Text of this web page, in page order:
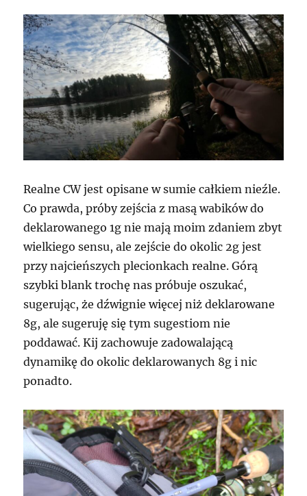
Realne CW jest opisane w sumie całkiem nieźle.
Co prawda, próby zejścia z masą wabików do
deklarowanego 1g nie mają moim zdaniem zbyt
wielkiego sensu, ale zejście do okolic 2g jest
przy najcieńszych plecionkach realne. Górą
szybki blank trochę nas próbuje oszukać,
sugerując, że dźwignie więcej niż deklarowane
8g, ale sugeruję się tym sugestiom nie
poddawać. Kij zachowuje zadowalającą
dynamikę do okolic deklarowanych 8g i nic
ponadto.